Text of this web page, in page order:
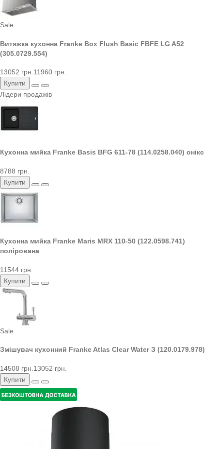
Sale
Витяжка кухонна Franke Box Flush Basic FBFE LG A52
(305.0729.554)
13052 грн.11960 грн.
Купити
Лідери продажів
Кухонна мийка Franke Basis BFG 611-78 (114.0258.040) онікс
8788 грн.
Купити
Кухонна мийка Franke Maris MRX 110-50 (122.0598.741)
полірована
11544 грн.
Купити
Sale
Змішувач кухонний Franke Atlas Clear Water З (120.0179.978)
14508 грн. 13052 грн.
Купити